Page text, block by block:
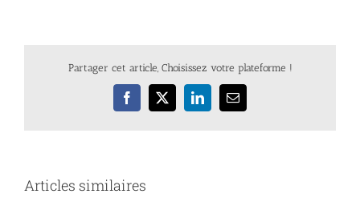
Partager cet article, Choisissez votre plateforme !
Facebook
X LinkedInEmail
Articles similaires